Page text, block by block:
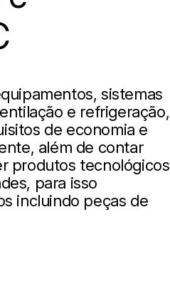
sistemas
e refrigeração,
de economia e
além de contar
produtos tecnológicos
para isso
incluindo peças de